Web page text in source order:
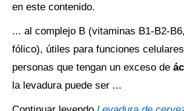
en este contenido.
... al complejo B (vitaminas B1-B2-
fólico), útiles para funciones
personas que tengan un exceso de
la levadura puede ser ...